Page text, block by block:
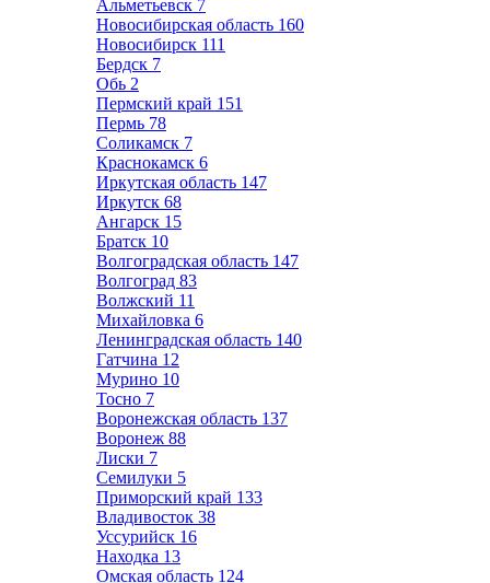
Альметьевск 7
Новосибирская область 160
Новосибирск 111
Бердск 7
Обь 2
Пермский край 151
Пермь 78
Соликамск 7
Краснокамск 6
Иркутская область 147
Иркутск 68
Ангарск 15
Братск 10
Волгоградская область 147
Волгоград 83
Волжский 11
Михайловка 6
Ленинградская область 140
Гатчина 12
Мурино 10
Тосно 7
Воронежская область 137
Воронеж 88
Лиски 7
Семилуки 5
Приморский край 133
Владивосток 38
Уссурийск 16
Находка 13
Омская область 124